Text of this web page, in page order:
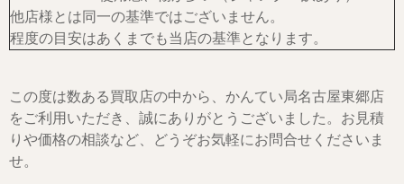
他店様とは同一の基準ではございません。
程度の目安はあくまでも当店の基準となります。
この度は数ある買取店の中から、かんてい局名古屋東郷店
をご利用いただき、誠にありがとうございました。お見積
りや価格の相談など、どうぞお気軽にお問合せくださいま
せ。